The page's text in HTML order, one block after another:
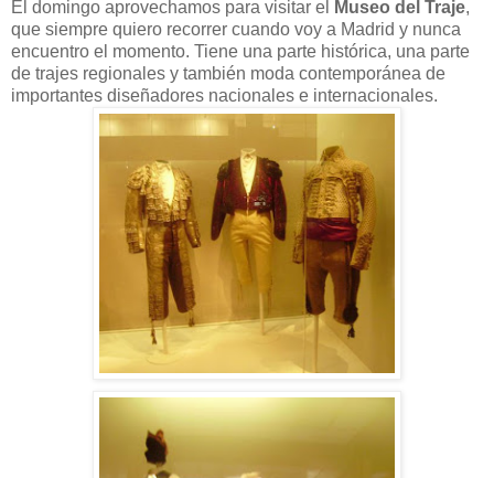
El domingo aprovechamos para visitar el
Museo del Traje,
que siempre quiero recorrer cuando voy a Madrid y nunca
encuentro el momento. Tiene una parte histórica, una parte
de trajes regionales y también moda contemporánea de
importantes diseñadores nacionales e internacionales.